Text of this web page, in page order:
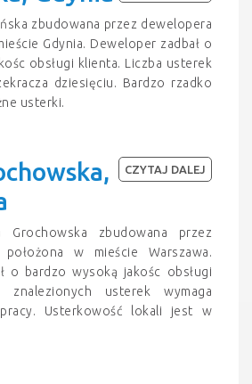
zbudowana przez dewelopera
Gdynia. Deweloper zadbał o
obsługi klienta. Liczba usterek
dziesięciu. Bardzo rzadko
usterki.
Grochowska zbudowana przez
w mieście Warszawa.
o bardzo wysoką jakośc obsługi
znalezionych usterek wymaga
Usterkowość lokali jest w
CZYTAJ DALEJ